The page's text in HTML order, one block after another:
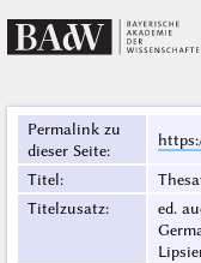
Permalink zu
dieser Seite:
Titel:
Titelzusatz:
ed.